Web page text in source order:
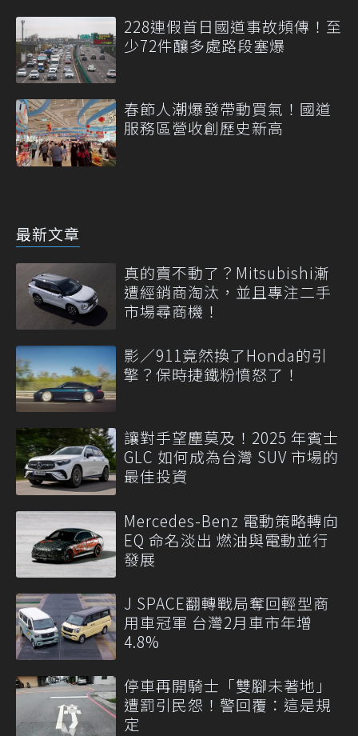
228連假首日國道事故頻傳！至
少72件釀多處路段塞爆
春節人潮爆發帶動買氣！國道
服務區營收創歷史新高
最新文章
真的賣不動了？Mitsubishi漸
遭經銷商淘汰，並且專注二手
市場尋商機！
影／911竟然換了Honda的引
擎？保時捷鐵粉憤怒了！
讓對手望塵莫及！2025 年賓士
GLC 如何成為台灣 SUV 市場的
最佳投資
Mercedes-Benz 電動策略轉向
EQ 命名淡出 燃油與電動並行
發展
J SPACE翻轉戰局奪回輕型商
用車冠軍 台灣2月車市年增
4.8%
停車再開騎士「雙腳未著地」
遭罰引民怨！警回覆：這是規
定